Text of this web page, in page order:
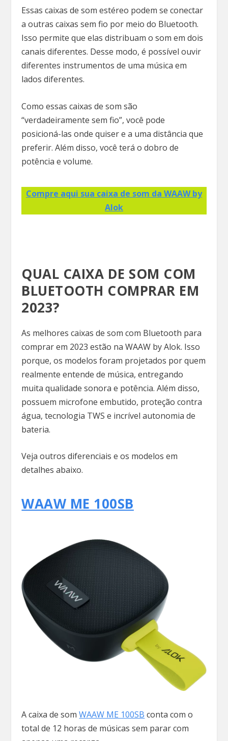
Essas caixas de som estéreo podem se conectar
a outras caixas sem fio por meio do Bluetooth.
Isso permite que elas distribuam o som em dois
canais diferentes. Desse modo, é possível ouvir
diferentes instrumentos de uma música em
lados diferentes.
Como essas caixas de som são
“verdadeiramente sem fio”, você pode
posicioná-las onde quiser e a uma distância que
preferir. Além disso, você terá o dobro de
potência e volume.
Compre aqui sua caixa de som da WAAW by
Alok
QUAL CAIXA DE SOM COM
BLUETOOTH COMPRAR EM
2023?
As melhores caixas de som com Bluetooth para
comprar em 2023 estão na WAAW by Alok. Isso
porque, os modelos foram projetados por quem
realmente entende de música, entregando
muita qualidade sonora e potência. Além disso,
possuem microfone embutido, proteção contra
água, tecnologia TWS e incrível autonomia de
bateria.
Veja outros diferenciais e os modelos em
detalhes abaixo.
WAAW ME 100SB
A caixa de somWAAW ME 100SB conta com o
total de 12 horas de músicas sem parar com